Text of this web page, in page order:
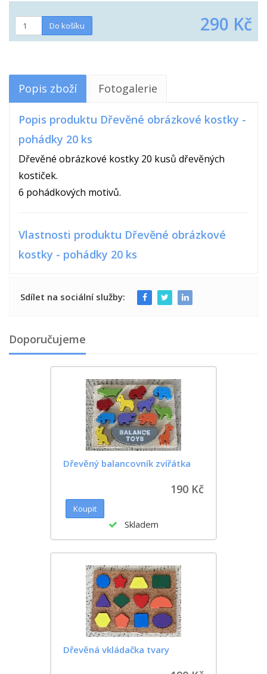
290 Kč
Popis zboží Fotogalerie
Popis produktu Dřevěné obrázkové kostky -
pohádky 20 ks
Dřevěné obrázkové kostky 20 kusů dřevěných
kostiček.
6 pohádkových motivů.
Vlastnosti produktu Dřevěné obrázkové
kostky - pohádky 20 ks
Sdílet na sociální služby:
Doporučujeme
Dřevěný balancovník zvířátka
190 Kč
Skladem
Dřevěná vkládačka tvary